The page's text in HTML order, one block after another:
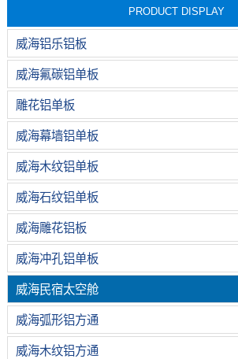
PRODUCT DISPLAY
威海铝乐铝板
威海氟碳铝单板
雕花铝单板
威海幕墙铝单板
威海木纹铝单板
威海石纹铝单板
威海雕花铝板
威海冲孔铝单板
威海民宿太空舱
威海弧形铝方通
威海木纹铝方通